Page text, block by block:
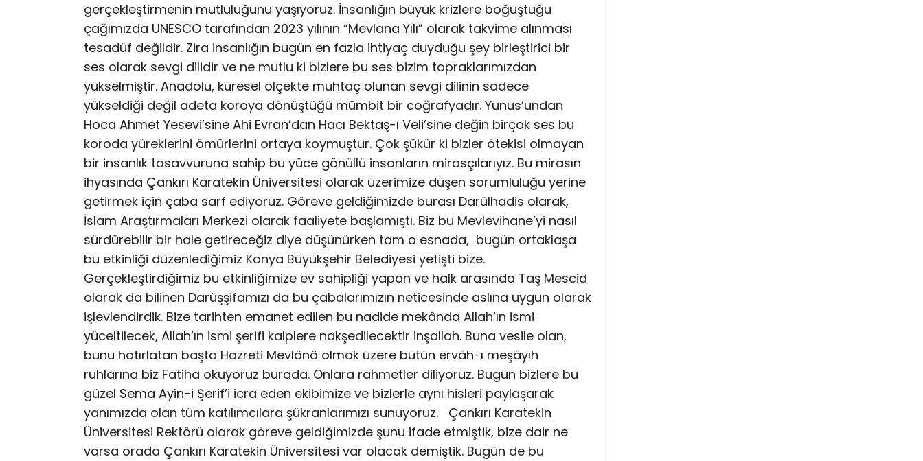
gerçekleştirmenin mutluluğunu yaşıyoruz. İnsanlığın büyük krizlere boğuştuğu
çağımızda UNESCO tarafından 2023 yılının “Mevlana Yılı” olarak takvime alınması
tesadüf değildir. Zira insanlığın bugün en fazla ihtiyaç duyduğu şey birleştirici bir
ses olarak sevgi dilidir ve ne mutlu ki bizlere bu ses bizim topraklarımızdan
yükselmiştir. Anadolu, küresel ölçekte muhtaç olunan sevgi dilinin sadece
yükseldiği değil adeta koroya dönüştüğü mümbit bir coğrafyadır. Yunus’undan
Hoca Ahmet Yesevi’sine Ahi Evran’dan Hacı Bektaş-ı Veli’sine değin birçok ses bu
koroda yüreklerini ömürlerini ortaya koymuştur. Çok şükür ki bizler ötekisi olmayan
bir insanlık tasavvuruna sahip bu yüce gönüllü insanların mirasçılarıyız. Bu mirasın
ihyasında Çankırı Karatekin Üniversitesi olarak üzerimize düşen sorumluluğu yerine
getirmek için çaba sarf ediyoruz. Göreve geldiğimizde burası Darülhadis olarak,
İslam Araştırmaları Merkezi olarak faaliyete başlamıştı. Biz bu Mevlevihane’yi nasıl
sürdürebilir bir hale getireceğiz diye düşünürken tam o esnada, bugün ortaklaşa
bu etkinliği düzenlediğimiz Konya Büyükşehir Belediyesi yetişti bize.
Gerçekleştirdiğimiz bu etkinliğimize ev sahipliği yapan ve halk arasında Taş Mescid
olarak da bilinen Darüşşifamızı da bu çabalarımızın neticesinde aslına uygun olarak
işlevlendirdik. Bize tarihten emanet edilen bu nadide mekânda Allah’ın ismi
yüceltilecek, Allah’ın ismi şerifi kalplere nakşedilecektir inşallah. Buna vesile olan,
bunu hatırlatan başta Hazreti Mevlânâ olmak üzere bütün ervâh-ı meşâyıh
ruhlarına biz Fatiha okuyoruz burada. Onlara rahmetler diliyoruz. Bugün bizlere bu
güzel Sema Ayin-i Şerif’i icra eden ekibimize ve bizlerle aynı hisleri paylaşarak
yanımızda olan tüm katılımcılara şükranlarımızı sunuyoruz. Çankırı Karatekin
Üniversitesi Rektörü olarak göreve geldiğimizde şunu ifade etmiştik, bize dair ne
varsa orada Çankırı Karatekin Üniversitesi var olacak demiştik. Bugün de bu